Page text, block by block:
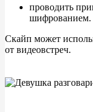
проводить
шифрованием.
Скайп может
от видеовстреч.